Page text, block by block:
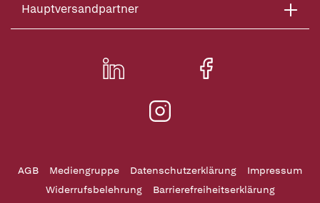
Hauptversandpartner
AGB Mediengruppe Datenschutzerklärung
Impressum
Widerrufsbelehrung
Barrierefreiheitserklärung